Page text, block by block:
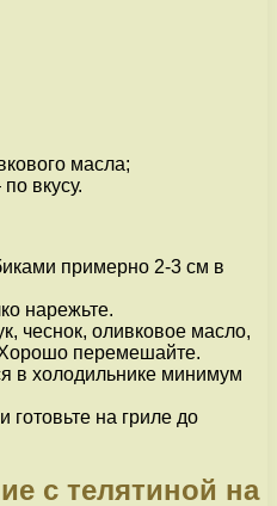
масла;
вкусу.
примерно 2-3 см в
нарежьте.
чеснок, оливковое масло,
перемешайте.
в холодильнике минимум
на гриле до
с телятиной на